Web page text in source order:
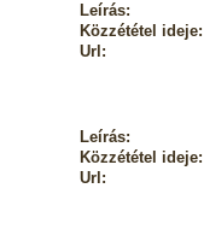
Leírás:
Közzététel ideje:
Url:
Leírás:
Közzététel ideje:
Url: